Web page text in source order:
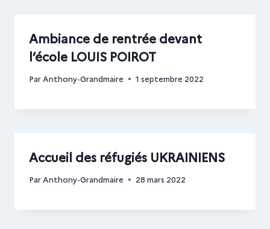
Ambiance de rentrée devant
l’école LOUIS POIROT
ParAnthony-Grandmaire 1 septembre 2022
Accueil des réfugiés UKRAINIENS
ParAnthony-Grandmaire 28 mars 2022